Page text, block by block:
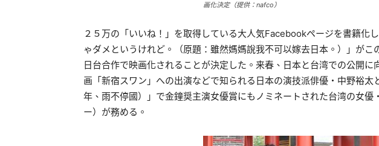
画化決定（提供：nafco）
２５万の「いいね！」を取得している大人気Facebookページを書籍化
ゃダメというけれど。（原題：雖然媽媽說我不可以嫁去日本。）」がこ
日台合作で映画化されることが決定した。来春、日本と台湾での公開に
画「新宿スワン」への出演などで知られる日本の演技派俳優・中野裕太
年、雨不停國）」で金鐘奨主演女優賞にもノミネートされた台湾の女優
ー）が務める。